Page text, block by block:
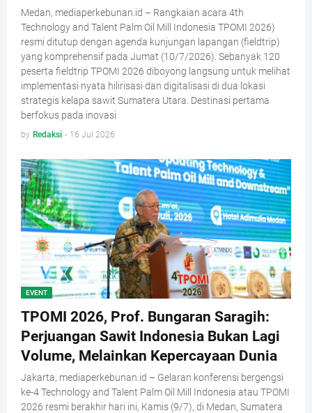
Medan, mediaperkebunan.id – Rangkaian acara 4th
Technology and Talent Palm Oil Mill Indonesia TPOMI 2026)
resmi ditutup dengan agenda kunjungan lapangan (fieldtrip)
yang komprehensif pada Jumat (10/7/2026). Sebanyak 120
peserta fieldtrip TPOMI 2026 diboyong langsung untuk melihat
implementasi nyata hilirisasi dan digitalisasi di dua lokasi
strategis kelapa sawit Sumatera Utara. Destinasi pertama
berfokus pada inovasi
by Redaksi - 16 Jul 2026
EVENT
TPOMI 2026, Prof. Bungaran Saragih:
Perjuangan Sawit Indonesia Bukan Lagi
Volume, Melainkan Kepercayaan Dunia
Jakarta, mediaperkebunan.id – Gelaran konferensi bergengsi
ke-4 Technology and Talent Palm Oil Mill Indonesia atau TPOMI
2026 resmi berakhir hari ini, Kamis (9/7), di Medan, Sumatera